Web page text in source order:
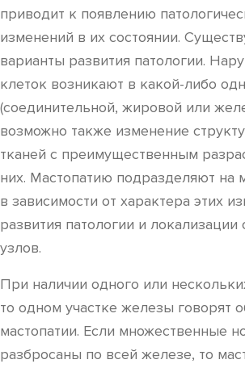
приводит к появлению
изменений в их состоянии.
варианты развития патологии.
клеток возникают в какой-либо
(соединительной, жировой или
возможно также изменение
тканей с преимущественным
них. Мастопатию подразделяют на
в зависимости от характера этих
развития патологии и локализации
узлов.
При наличии одного или
то одном участке железы говорят
мастопатии. Если множественные
разбросаны по всей железе, то